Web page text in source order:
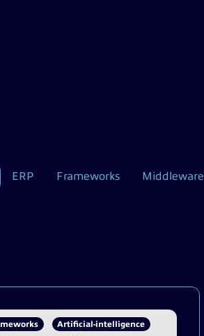
ERP Frameworks Middleware
Artificial-intelligence